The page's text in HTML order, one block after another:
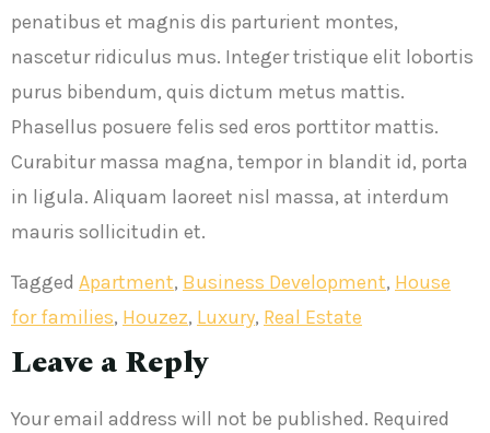
penatibus et magnis dis parturient montes,
nascetur ridiculus mus. Integer tristique elit lobortis
purus bibendum, quis dictum metus mattis.
Phasellus posuere felis sed eros porttitor mattis.
Curabitur massa magna, tempor in blandit id, porta
in ligula. Aliquam laoreet nisl massa, at interdum
mauris sollicitudin et.
Tagged Apartment, Business Development, House
for families, Houzez, Luxury, Real Estate
Leave a Reply
Your email address will not be published. Required